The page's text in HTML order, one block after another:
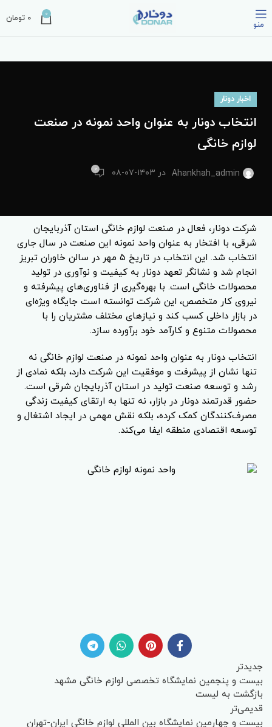
منو
0
0 تومان
اخبار دونار
انتخاب دونار به عنوان واحد نمونه در صنعت
لوازم خانگی
Ahankhah_admin در ۱۴۰۳-۰۷-۰۸ ۰
شرکت دونار، فعال در صنعت لوازم خانگی استان آذربایجان
شرقی، با افتخار به عنوان واحد نمونه این صنعت در سال جاری
انتخاب شد. این انتخاب در تاریخ ۵ مهر در سالن خاوران تبریز
انجام شد و نشانگر تعهد دونار به کیفیت و نوآوری در تولید
محصولات خانگی است. با بهره‌گیری از فناوری‌های پیشرفته و
نیروی کار متخصص، این شرکت توانسته است جایگاه ویژه‌ای
در بازار داخلی کسب کند و نیازهای مختلف مشتریان را با
محصولات متنوع و کارآمد خود برآورده سازد.
انتخاب دونار به عنوان واحد نمونه در صنعت لوازم خانگی نه
تنها نشان از پیشرفت و موفقیت این شرکت دارد، بلکه نمادی از
رشد و توسعه صنعت تولید در استان آذربایجان شرقی است.
حضور قدرتمند دونار در بازار، نه تنها به ارتقای کیفیت زندگی
مصرف‌کنندگان کمک کرده، بلکه نقش مهمی در ایجاد اشتغال و
توسعه اقتصادی منطقه ایفا می‌کند.
جدیدتر
بیست و پنجمین نمایشگاه تخصصی لوازم خانگی مشهد
بازگشت به لیست
قدیمی‌تر
بیست و چهارمین نمایشگاه بین المللی لوازم خانگی ایران-تهران